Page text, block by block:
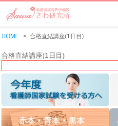
HOME 合格直結講座(1日目)
合格直結講座(1日目)